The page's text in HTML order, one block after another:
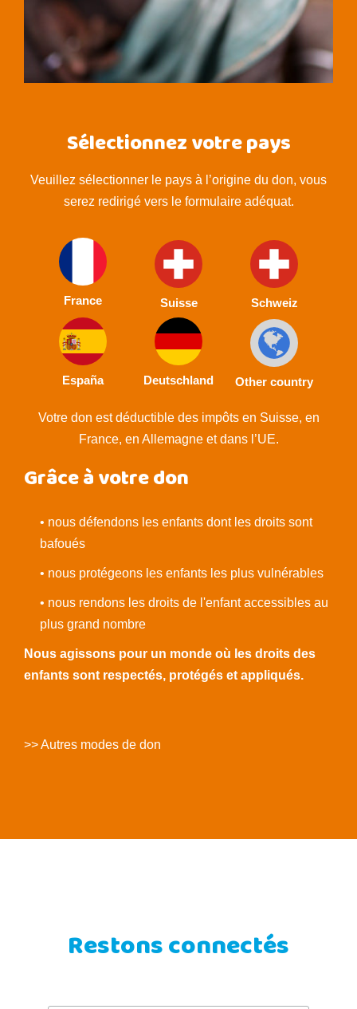
Sélectionnez votre pays
Veuillez sélectionner le pays à l’origine du don, vous
serez redirigé vers le formulaire adéquat.
France Suisse Schweiz
España Deutschland Other country
Votre don est déductible des impôts en Suisse, en
France, en Allemagne et dans l’UE.
Grâce à votre don
• nous défendons les enfants dont les droits sont
bafoués
• nous protégeons les enfants les plus vulnérables
• nous rendons les droits de l'enfant accessibles au
plus grand nombre
Nous agissons pour un monde où les droits des
enfants sont respectés, protégés et appliqués.
>> Autres modes de don
Restons connectés